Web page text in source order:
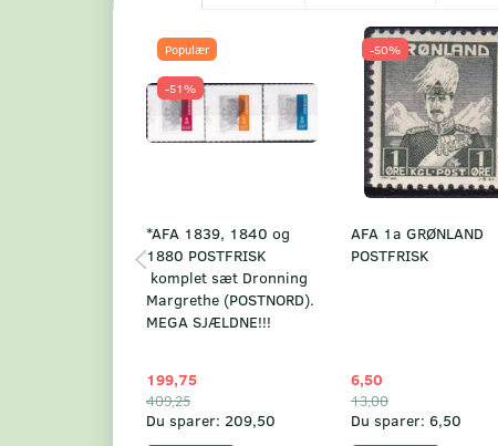
Populær
-51%
*AFA 1839, 1840 og
1880 POSTFRISK
komplet sæt Dronning
Margrethe (POSTNORD).
MEGA SJÆLDNE!!!
199,75
409,25
Du sparer: 209,50
-50%
AFA 1a GRØNLAND
POSTFRISK
6,50
13,00
Du sparer: 6,50